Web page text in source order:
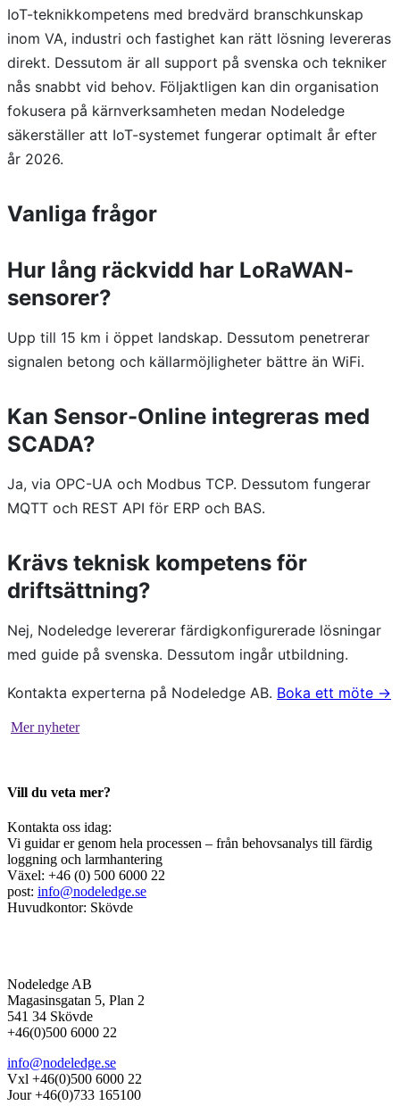
IoT-teknikkompetens med bredvärd branschkunskap
inom VA, industri och fastighet kan rätt lösning levereras
direkt. Dessutom är all support på svenska och tekniker
nås snabbt vid behov. Följaktligen kan din organisation
fokusera på kärnverksamheten medan Nodeledge
säkerställer att IoT-systemet fungerar optimalt år efter
år 2026.
Vanliga frågor
Hur lång räckvidd har LoRaWAN-
sensorer?
Upp till 15 km i öppet landskap. Dessutom penetrerar
signalen betong och källarmöjligheter bättre än WiFi.
Kan Sensor-Online integreras med
SCADA?
Ja, via OPC-UA och Modbus TCP. Dessutom fungerar
MQTT och REST API för ERP och BAS.
Krävs teknisk kompetens för
driftsättning?
Nej, Nodeledge levererar färdigkonfigurerade lösningar
med guide på svenska. Dessutom ingår utbildning.
Kontakta experterna på Nodeledge AB. Boka ett möte →
Mer nyheter
Vill du veta mer?
Kontakta oss idag:
Vi guidar er genom hela processen – från behovsanalys till färdig
loggning och larmhantering
Växel: +46 (0) 500 6000 22
post: info@nodeledge.se
Huvudkontor: Skövde
Nodeledge AB
Magasinsgatan 5, Plan 2
541 34 Skövde
+46(0)500 6000 22
info@nodeledge.se
Vxl +46(0)500 6000 22
Jour +46(0)733 165100